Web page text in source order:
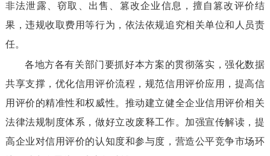
非法泄露、窃取、出售、篡改企业信息，擅自篡改评价结
果，违规收取费用等行为，依法依规追究相关单位和人员责
任。
各地方各有关部门要抓好本方案的贯彻落实，强化数据
共享支撑，优化信用评价流程，规范信用评价应用，提高信
用评价的精准性和权威性。推动建立健全企业信用评价相关
法律法规制度体系，做好立改废释工作。加强宣传解读，提
高企业对信用评价的认知度和参与度，营造公平竞争市场环